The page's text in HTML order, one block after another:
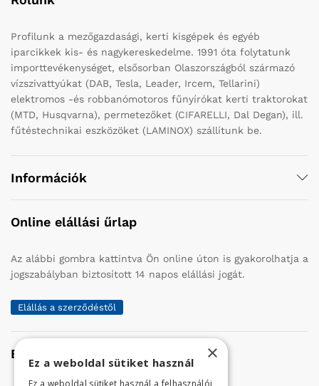
Profilunk a mezőgazdasági, kerti kisgépek és egyéb
iparcikkek kis- és nagykereskedelme. 1991 óta folytatunk
importtevékenységet, elsősorban Olaszországból származó
vízszivattyúkat (DAB, Tesla, Leader, Ircem, Tellarini)
elektromos -és robbanómotoros fűnyírókat kerti traktorokat
(MTD, Husqvarna), permetezőket (CIFARELLI, Dal Degan), ill.
fűtéstechnikai eszközöket (LAMINOX) szállítunk be.
Információk
Online elállási űrlap
Az alábbi gombra kattintva Ön online úton is gyakorolhatja a
jogszabályban biztosított 14 napos elállási jogát.
Elállás a szerződéstől
Elérhetőség ×
Ez a weboldal sütiket használ
Ez a weboldal sütiket használ a felhasználói